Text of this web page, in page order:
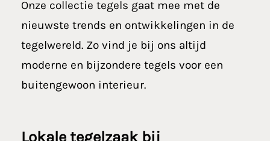
Onze collectie tegels gaat mee met de
nieuwste trends en ontwikkelingen in de
tegelwereld. Zo vind je bij ons altijd
moderne en bijzondere tegels voor een
buitengewoon interieur.
Lokaletegelzaak bij